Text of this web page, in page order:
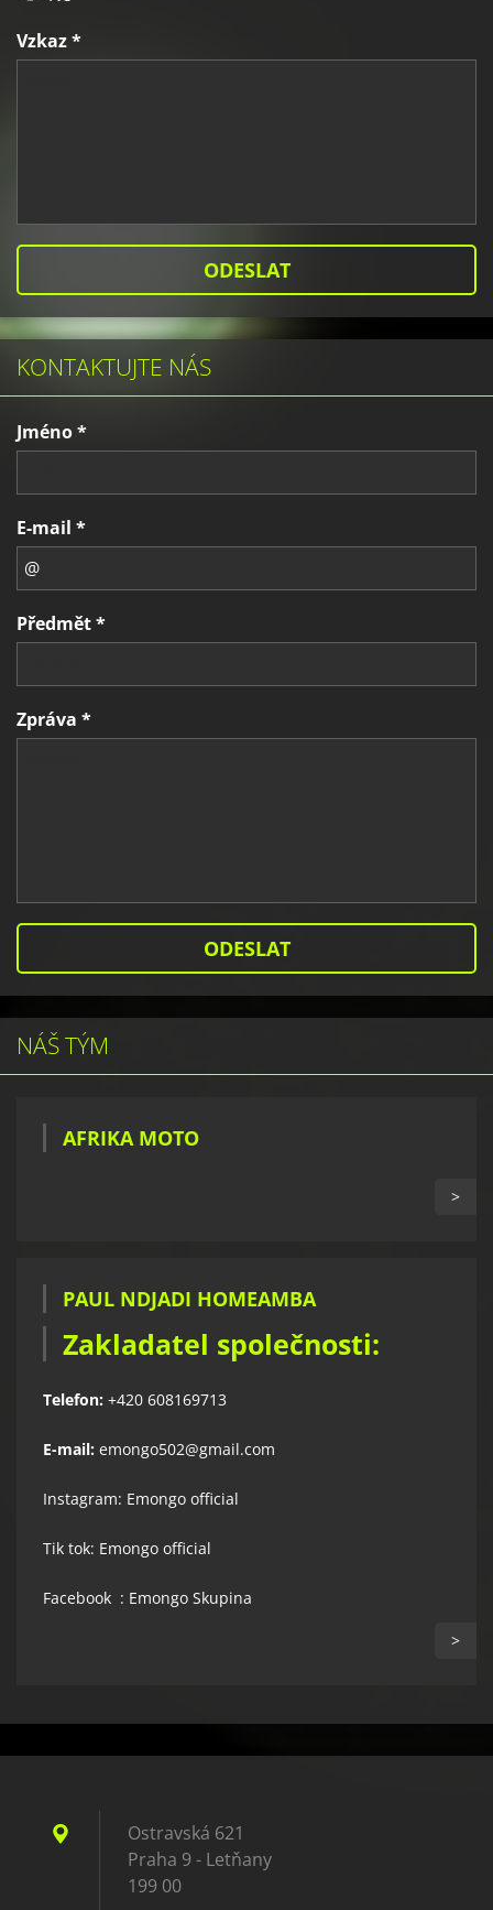
Vzkaz *
KONTAKTUJTE NÁS
Jméno *
E-mail *
Předmět *
Zpráva *
NÁŠ TÝM
AFRIKA MOTO
>
PAUL NDJADI HOMEAMBA
Zakladatel společnosti:
Telefon: +420 608169713
E-mail: emongo502@gmail.com
Instagram: Emongo official
Tik tok: Emongo official
Facebook : Emongo Skupina
>
Ostravská 621
Praha 9 - Letňany
199 00